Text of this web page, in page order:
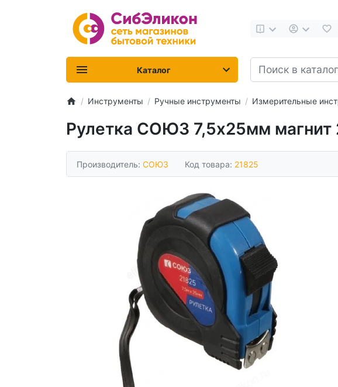
Каталог
Инструменты Ручные инструменты Измерительные
Рулетка СОЮЗ 7,5х25мм магнит
Производитель: СОЮЗ Код товара: 21825